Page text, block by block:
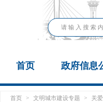
首页 政府信息
首页 > 文明城市建设专题 > 关